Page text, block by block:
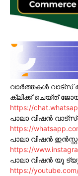
വാർത്തകൾ വാട്സ്
ക്ലിക്ക് ചെയ്ത്
https://
പാലാ വിഷൻ
https://
പാലാ വിഷൻ
https://
പാലാ വിഷൻ യൂ
https://